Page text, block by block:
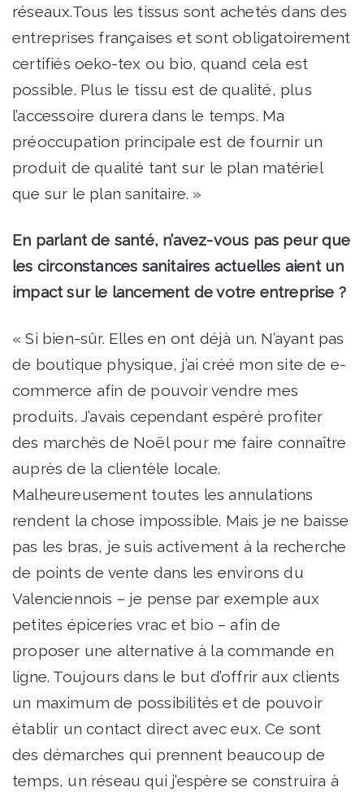
réseaux.Tous les tissus sont achetés dans des
entreprises françaises et sont obligatoirement
certifiés oeko-tex ou bio, quand cela est
possible. Plus le tissu est de qualité, plus
l’accessoire durera dans le temps. Ma
préoccupation principale est de fournir un
produit de qualité tant sur le plan matériel
que sur le plan sanitaire. »
En parlant de santé, n’avez-vous pas peur que
les circonstances sanitaires actuelles aient un
impact sur le lancement de votre entreprise ?
« Si bien-sûr. Elles en ont déjà un. N’ayant pas
de boutique physique, j’ai créé mon site de e-
commerce afin de pouvoir vendre mes
produits. J’avais cependant espéré profiter
des marchés de Noël pour me faire connaître
auprès de la clientèle locale.
Malheureusement toutes les annulations
rendent la chose impossible. Mais je ne baisse
pas les bras, je suis activement à la recherche
de points de vente dans les environs du
Valenciennois – je pense par exemple aux
petites épiceries vrac et bio – afin de
proposer une alternative à la commande en
ligne. Toujours dans le but d’offrir aux clients
un maximum de possibilités et de pouvoir
établir un contact direct avec eux. Ce sont
des démarches qui prennent beaucoup de
temps, un réseau qui j’espère se construira à